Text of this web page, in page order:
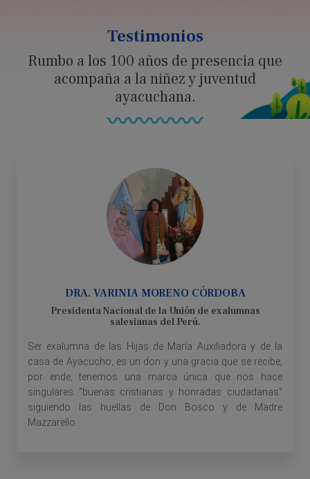
Testimonios
Rumbo a los 100 años de presencia que
acompaña a la niñez y juventud
ayacuchana.
DRA. VARINIA MORENO CÓRDOBA
Presidenta Nacional de la Unión de exalumnas
salesianas del Perú.
Ser exalumna de las Hijas de María Auxiliadora y de la
casa de Ayacucho, es un don y una gracia que se recibe,
por ende, tenemos una marca única que nos hace
singulares “buenas cristianas y honradas ciudadanas”
siguiendo las huellas de Don Bosco y de Madre
Mazzarello.